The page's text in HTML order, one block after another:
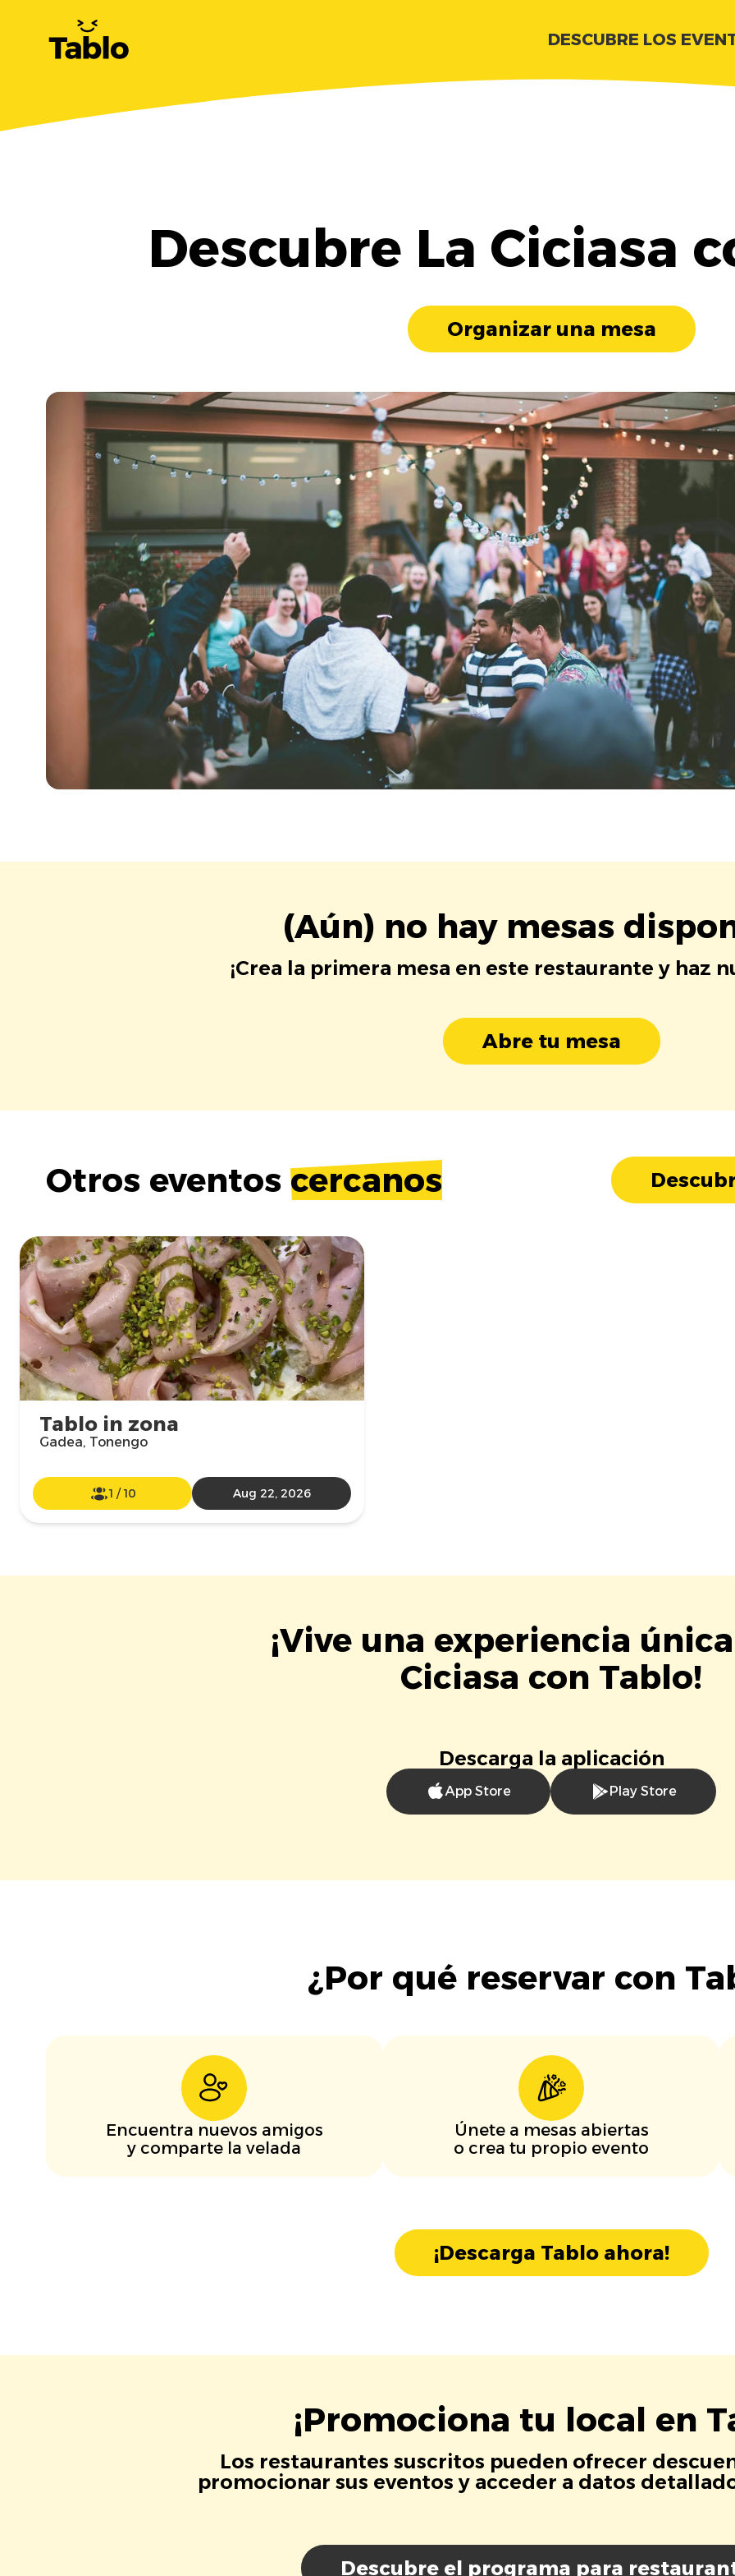
DESCUBRE LOS
Descubre La Ciciasa
Organizar una mesa
(Aún) no hay mesas
¡Crea la primera mesa en este restaurante y haz
Abre tu mesa
Otros eventos cercanos
Tablo in zona
Gadea, Tonengo
1 /10 Aug 22, 2026
¡Vive una experiencia
Ciciasa con Tablo!
Descarga la aplicación
App Store Play Store
¿Por qué reservar con
Encuentra nuevos amigos
y comparte la velada
Únete a mesas abiertas
o crea tu propio evento
¡Descarga Tablo ahora!
¡Promociona tu local en
Los restaurantes suscritos pueden ofrecer
promocionar sus eventos y acceder a datos
Descubre el programa para